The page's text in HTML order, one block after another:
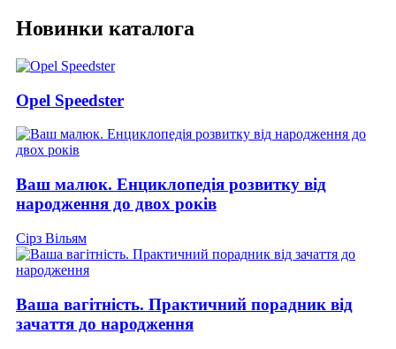
Новинки каталога
Opel Speedster
Ваш малюк. Енциклопедія розвитку від
народження до двох років
Сірз Вільям
Ваша вагітність. Практичний порадник від
зачаття до народження